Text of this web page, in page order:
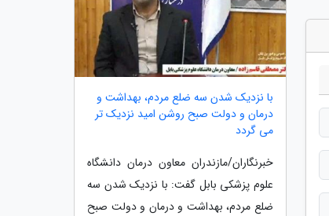
با نزدیک شدن سه ضلع مردم، بهداشت و
درمان و دولت صبح روشن امید نزدیک تر
می گردد
خبرنگاران/مازندران معاون درمان دانشگاه
علوم پزشکی بابل گفت: با نزدیک شدن سه
ضلع مردم، بهداشت و درمان و دولت صبح